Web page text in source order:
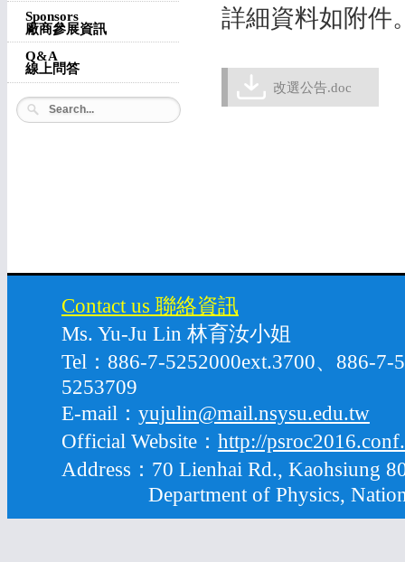
Sponsors
廠商參展資訊
Q&A
線上問答
詳細資料如附件
改選公告.doc
Contact us 聯絡資訊
Ms. Yu-Ju Lin 林育汝小姐
Tel：886-7-5252000ext.3700、886-
5253709
E-mail： yujulin@mail.nsysu.edu.tw
Official Website： http://
Address：70 Lienhai Rd., Kaohsiung
Department of Physics, National